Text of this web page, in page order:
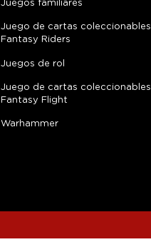
Juegos familiares
Juego de cartas coleccionables
Fantasy Riders
Juegos de rol
Juego de cartas coleccionables
Fantasy Flight
Warhammer